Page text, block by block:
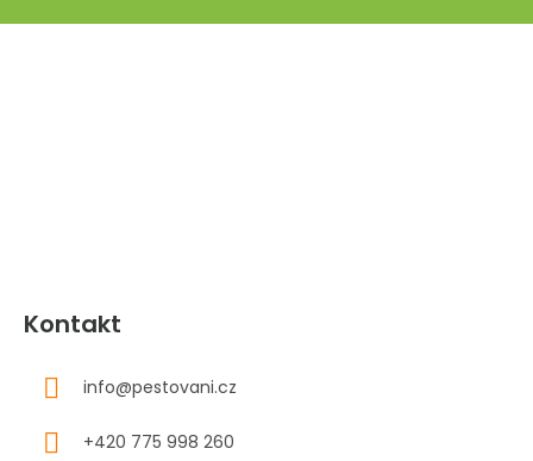
Kontakt
info@pestovani.cz
+420 775 998 260